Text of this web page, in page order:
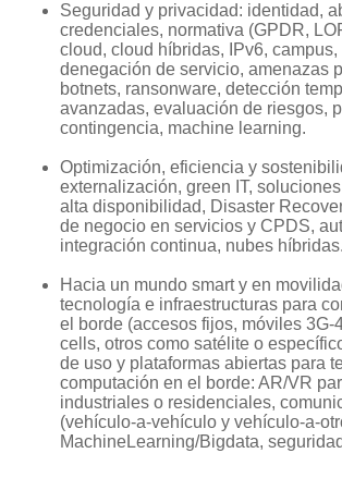
Seguridad y privacidad: identidad,
credenciales, normativa (GPDR,
cloud, cloud híbridas, IPv6, campus,
denegación de servicio, amenazas
botnets, ransonware, detección
avanzadas, evaluación de riesgos,
contingencia, machine learning.
Optimización, eficiencia y
externalización, green IT,
alta disponibilidad, Disaster
de negocio en servicios y CPDS,
integración continua, nubes híbridas.
Hacia un mundo smart y en
tecnología e infraestructuras para
el borde (accesos fijos, móviles 3G-
cells, otros como satélite o
de uso y plataformas abiertas para
computación en el borde: AR/VR
industriales o residenciales,
(vehículo-a-vehículo y vehículo-a-
MachineLearning/Bigdata,